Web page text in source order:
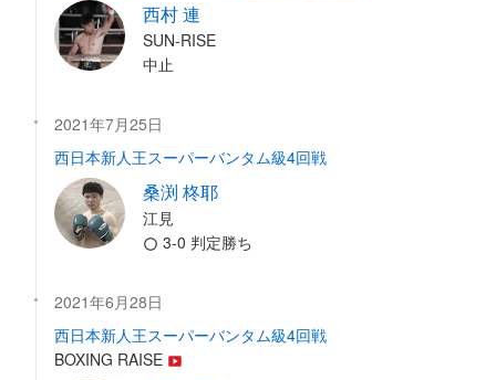
西村 連
SUN-RISE
中止
2021年7月25日
西日本新人王スーパーバンタム級4回戦
桑渕 柊耶
江見
3-0 判定勝ち
2021年6月28日
西日本新人王スーパーバンタム級4回戦
BOXING RAISE